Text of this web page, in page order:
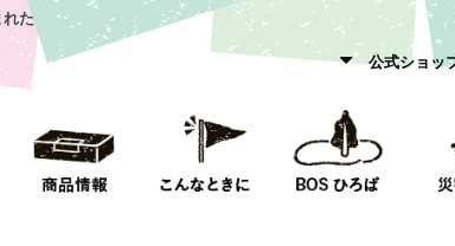
れた
公式ショッ